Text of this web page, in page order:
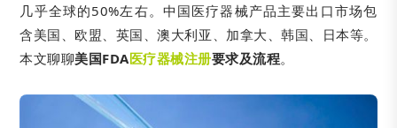
几乎全球的50%左右。中国医疗器械产品主要出口市场包
含美国、欧盟、英国、澳大利亚、加拿大、韩国、日本等。
本文聊聊美国FDA医疗器械注册要求及流程。